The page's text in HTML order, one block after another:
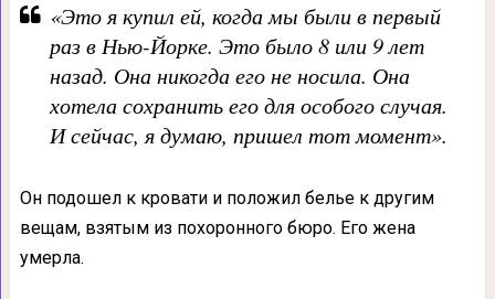
«Это я купил ей, когда мы были в первый
раз в Нью-Йорке. Это было 8 или 9 лет
назад. Она никогда его не носила. Она
хотела сохранить его для особого случая.
И сейчас, я думаю, пришел тот момент».
Он подошел к кровати и положил белье к другим
вещам, взятым из похоронного бюро. Его жена
умерла.